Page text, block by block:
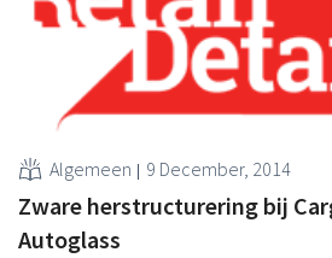
Algemeen 9 December, 2014
Zware herstructurering bij
Autoglass